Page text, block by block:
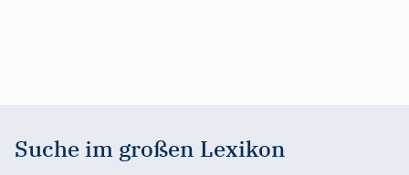
Suche im großen Lexikon